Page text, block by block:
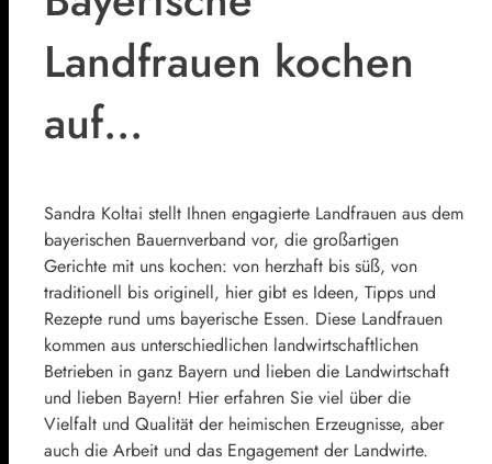
Landfrauen kochen
auf…
Sandra Koltai stellt Ihnen engagierte Landfrauen aus dem
bayerischen Bauernverband vor, die großartigen
Gerichte mit uns kochen: von herzhaft bis süß, von
traditionell bis originell, hier gibt es Ideen, Tipps und
Rezepte rund ums bayerische Essen. Diese Landfrauen
kommen aus unterschiedlichen landwirtschaftlichen
Betrieben in ganz Bayern und lieben die Landwirtschaft
und lieben Bayern! Hier erfahren Sie viel über die
Vielfalt und Qualität der heimischen Erzeugnisse, aber
auch die Arbeit und das Engagement der Landwirte.